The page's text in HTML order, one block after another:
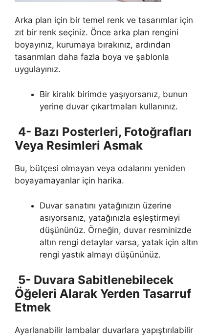
Arka plan için bir temel renk ve tasarımlar için
zıt bir renk seçiniz. Önce arka plan rengini
boyayınız, kurumaya bırakınız, ardından
tasarımları daha fazla boya ve şablonla
uygulayınız.
Bir kiralık birimde yaşıyorsanız, bunun
yerine duvar çıkartmaları kullanınız.
4- Bazı Posterleri, Fotoğrafları
Veya Resimleri Asmak
Bu, bütçesi olmayan veya odalarını yeniden
boyayamayanlar için harika.
Duvar sanatını yatağınızın üzerine
asıyorsanız, yatağınızla eşleştirmeyi
düşününüz. Örneğin, duvar resminizde
altın rengi detaylar varsa, yatak için altın
rengi yastık almayı düşününüz.
5- Duvara Sabitlenebilecek
Öğeleri Alarak Yerden Tasarruf
Etmek
Ayarlanabilir lambalar duvarlara yapıştırılabilir